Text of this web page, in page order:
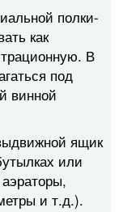
полки-
как
В
под
винной
ящик
или
и т.д.).